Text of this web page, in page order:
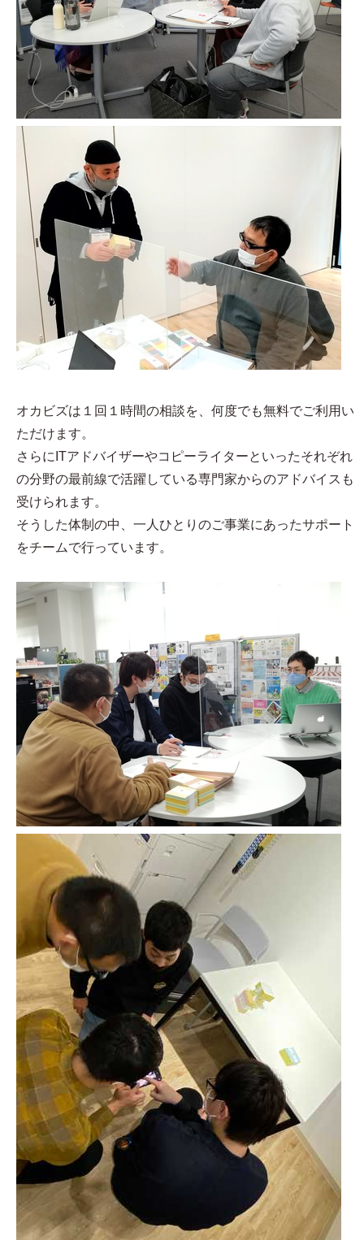
オカビズは１回１時間の相談を、何度でも無料でご利用い
ただけます。
さらにITアドバイザーやコピーライターといったそれぞれ
の分野の最前線で活躍している専門家からのアドバイスも
受けられます。
そうした体制の中、一人ひとりのご事業にあったサポート
をチームで行っています。